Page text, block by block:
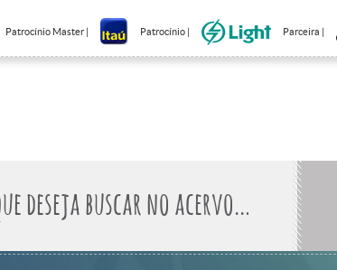
Patrocínio Master | Patrocínio | Parceira |